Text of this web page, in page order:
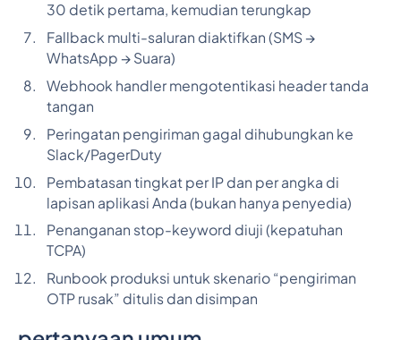
30 detik pertama, kemudian terungkap
Fallback multi-saluran diaktifkan (SMS →
WhatsApp → Suara)
Webhook handler mengotentikasi header tanda
tangan
Peringatan pengiriman gagal dihubungkan ke
Slack/PagerDuty
Pembatasan tingkat per IP dan per angka di
lapisan aplikasi Anda (bukan hanya penyedia)
Penanganan stop-keyword diuji (kepatuhan
TCPA)
Runbook produksi untuk skenario “pengiriman
OTP rusak” ditulis dan disimpan